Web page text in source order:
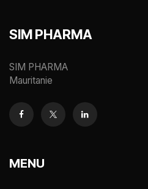
SIM PHARMA
SIM PHARMA
Mauritanie
MENU